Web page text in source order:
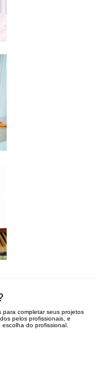
completar seus projetos
pelos profissionais, e
do profissional.